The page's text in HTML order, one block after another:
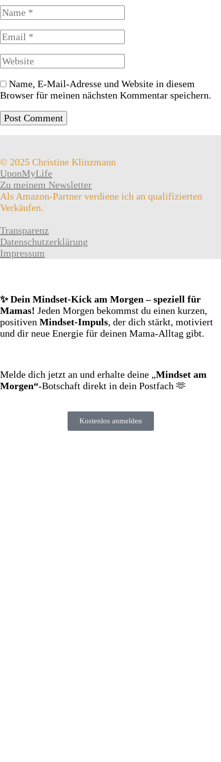
Name, E-Mail-Adresse und Website in diesem
Browser für meinen nächsten Kommentar speichern.
© 2025 Christine Klinzmann
UponMyLife
Zu meinem Newsletter
Als Amazon-Partner verdiene ich an qualifizierten
Verkäufen.
Transparenz
Datenschutzerklärung
Impressum
✨ Dein Mindset‑Kick am Morgen – speziell für
Mamas! Jeden Morgen bekommst du einen kurzen,
positiven Mindset‑Impuls, der dich stärkt, motiviert
und dir neue Energie für deinen Mama‑Alltag gibt.
Melde dich jetzt an und erhalte deine „Mindset am
Morgen“‑Botschaft direkt in dein Postfach 🫶
Kostenlos anmelden